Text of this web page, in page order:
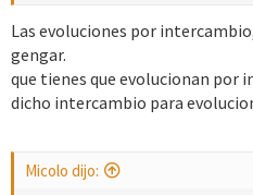
Las evoluciones por
gengar.
que tienes que evolucionan por
dicho intercambio para
Micolo dijo: